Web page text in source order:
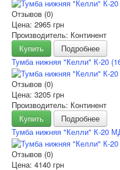
Отзывов (0)
Цена: 2965 грн
Производитель: Континент
Купить
Подробнее
Тумба нижняя "Келли" К-20
Отзывов (0)
Цена: 3205 грн
Производитель: Континент
Купить
Подробнее
Тумба нижняя "Келли" К-20
Отзывов (0)
Цена: 4140 грн